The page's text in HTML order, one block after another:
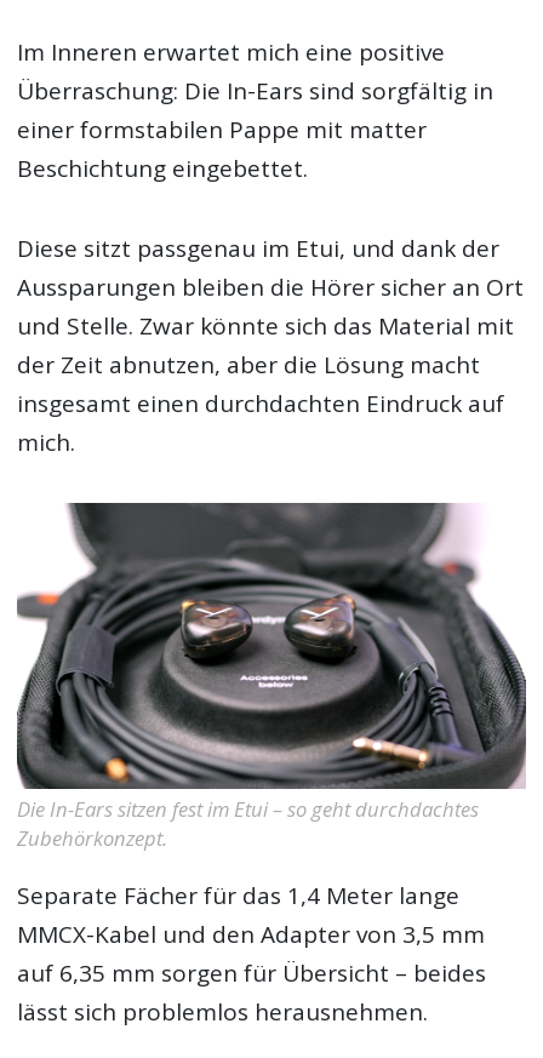
Im Inneren erwartet mich eine positive
Überraschung: Die In-Ears sind sorgfältig in
einer formstabilen Pappe mit matter
Beschichtung eingebettet.
Diese sitzt passgenau im Etui, und dank der
Aussparungen bleiben die Hörer sicher an Ort
und Stelle. Zwar könnte sich das Material mit
der Zeit abnutzen, aber die Lösung macht
insgesamt einen durchdachten Eindruck auf
mich.
Die In-Ears sitzen fest im Etui – so geht durchdachtes
Zubehörkonzept.
Separate Fächer für das 1,4 Meter lange
MMCX-Kabel und den Adapter von 3,5 mm
auf 6,35 mm sorgen für Übersicht – beides
lässt sich problemlos herausnehmen.